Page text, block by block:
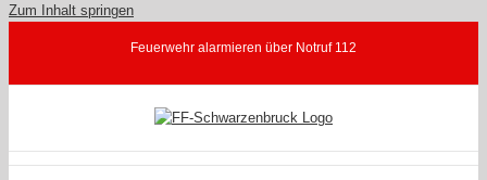
Zum Inhalt springen
Feuerwehr alarmieren über Notruf 112